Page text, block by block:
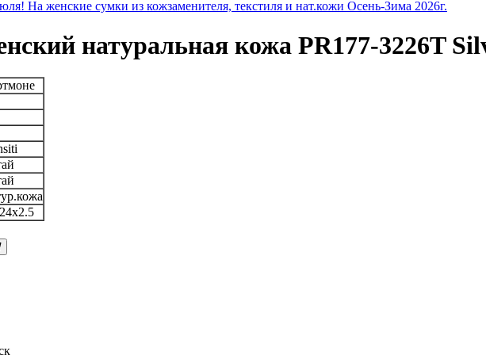
На женские сумки из кожзаменителя, текстиля и нат.кожи Осень-Зима 2026г.
натуральная кожа PR177-3226T